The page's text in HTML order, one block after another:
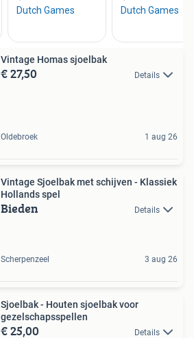
Vintage Homas sjoelbak
€ 27,50 Details
Oldebroek 1 aug 26
Vintage Sjoelbak met schijven - Klassiek
Hollands spel
Bieden Details
Scherpenzeel 3 aug 26
Sjoelbak - Houten sjoelbak voor
gezelschapsspellen
€ 25,00 Details